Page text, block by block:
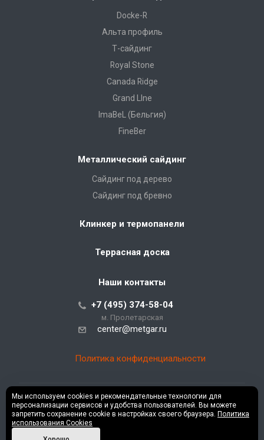
Docke-R
Альта профиль
Т-сайдинг
Royal Stone
Canada Ridge
Grand LIne
ImaBeL (Бельгия)
FineBer
Металлический сайдинг
Сайдинг под дерево
Сайдинг под бревно
Клинкер и термопанели
Террасная доска
Наши контакты
+7 (495) 374-58-04
м. Пролетарская
center@metgar.ru
Политика конфиденциальности
© 2026 Все права защищены.
Мы используем cookies и рекомендательные технологии для
персонализации сервисов и удобства пользователей. Вы можете
запретить сохранение cookie в настройках своего браузера. Политика
использования Cookies